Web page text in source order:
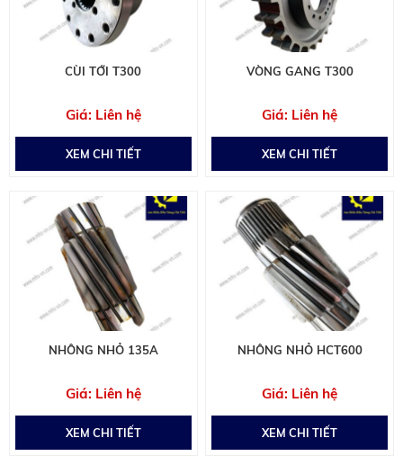
CÙI TỚI T300
Liên hệ
XEM CHI TIẾT
VÒNG GANG T300
Liên hệ
XEM CHI TIẾT
NHÔNG NHỎ 135A
Liên hệ
XEM CHI TIẾT
NHÔNG NHỎ HCT600
Liên hệ
XEM CHI TIẾT